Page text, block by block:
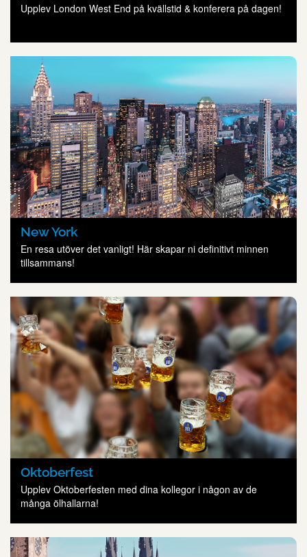
Upplev London West End på kvällstid & konferera på dagen!
New York
En resa utöver det vanligt! Här skapar ni definitivt minnen
tillsammans!
Oktoberfest
Upplev Oktoberfesten med dina kollegor i någon av de
många ölhallarna!